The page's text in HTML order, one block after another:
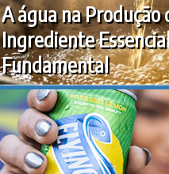
A água na Produção
Ingrediente
Fundamental